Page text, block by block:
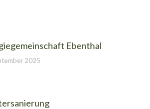
Ebenthal
2025